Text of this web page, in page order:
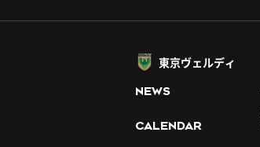
東京ヴェルディ
NEWS
CALENDAR